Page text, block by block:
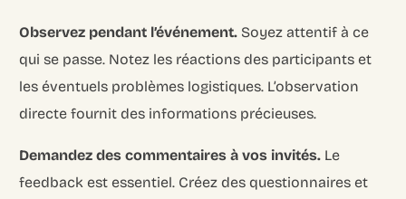
Observez pendant l’événement. Soyez attentif à ce
qui se passe. Notez les réactions des participants et
les éventuels problèmes logistiques. L’observation
directe fournit des informations précieuses.
Demandez des commentaires à vos invités. Le
feedback est essentiel. Créez des questionnaires et